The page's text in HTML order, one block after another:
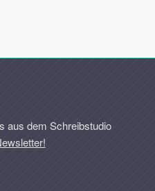
aus dem Schreibstudio